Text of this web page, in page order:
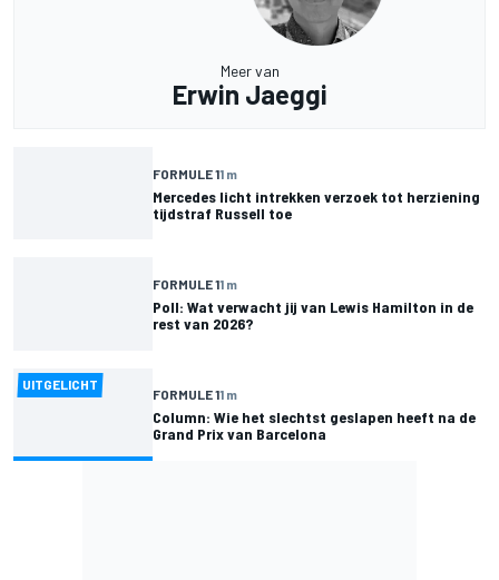
Meer van
Erwin Jaeggi
FORMULE 11 m
Mercedes licht intrekken verzoek tot herziening
tijdstraf Russell toe
FORMULE 11 m
Poll: Wat verwacht jij van Lewis Hamilton in de
rest van 2026?
UITGELICHT
FORMULE 11 m
Column: Wie het slechtst geslapen heeft na de
Grand Prix van Barcelona